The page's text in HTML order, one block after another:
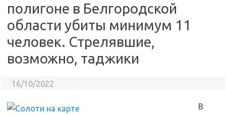
полигоне в Белгородской
области убиты минимум 11
человек. Стрелявшие,
возможно, таджики
16/10/2022
В